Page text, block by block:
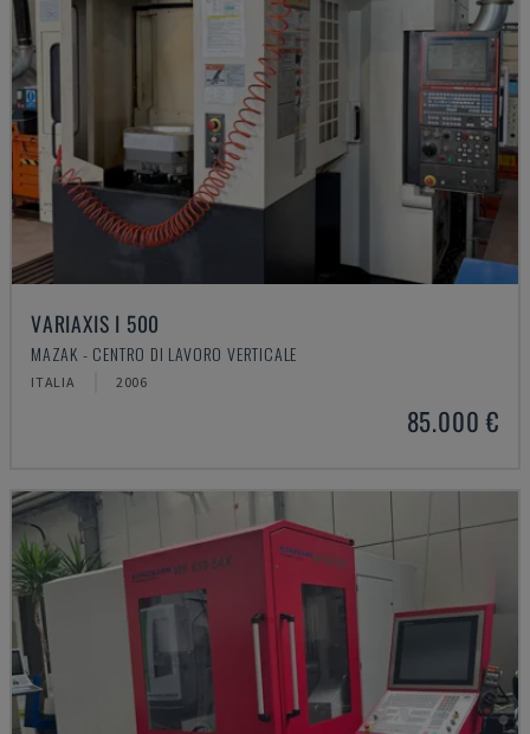
VARIAXIS I 500
MAZAK - CENTRO DI LAVORO VERTICALE
ITALIA 2006
85.000 €